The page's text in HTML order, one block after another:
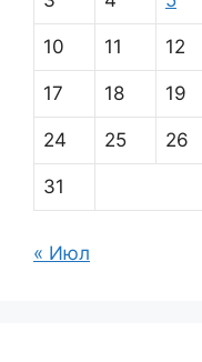
10 11 12
17 18 19
24 25 26
31
« Июл